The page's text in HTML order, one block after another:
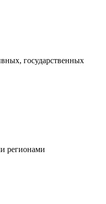
государственных
регионами